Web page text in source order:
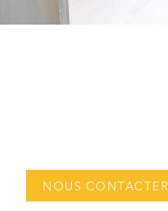
NOUS CONTACTER